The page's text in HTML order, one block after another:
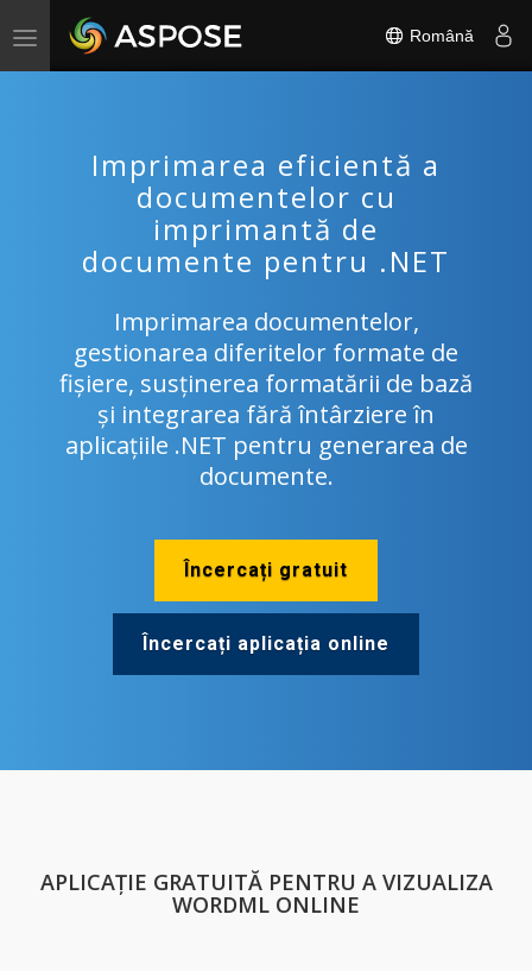
Toggle
Română
Imprimarea eficientă a
documentelor cu
imprimantă de
documente pentru .NET
Imprimarea documentelor,
gestionarea diferitelor formate de
fișiere, susținerea formatării de bază
și integrarea fără întârziere în
aplicațiile .NET pentru generarea de
documente.
Încercați gratuit
Încercați aplicația online
APLICAȚIE GRATUITĂ PENTRU A VIZUALIZA
WORDML ONLINE